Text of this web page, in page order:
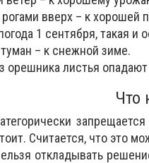
вверх – к хорошей
1 сентября, такая и
– к снежной зиме.
орешника листья
Что
Считается, что это
откладывать